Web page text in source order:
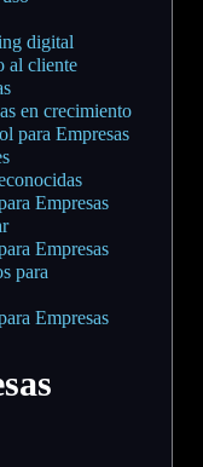
digital
al cliente
en crecimiento
para Empresas
Empresas
Empresas
para
Empresas